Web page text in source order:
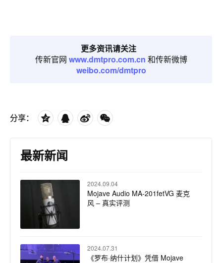
更多资讯请关注
传新官网 www.dmtpro.com.cn 和传新微博
weibo.com/dmtpro
分享：
最新新闻
2024.09.04
Mojave Audio MA-201fetVG 麦克
风 – 真实评测
2024.07.31
《罗布·纳什计划》凭借 Mojave